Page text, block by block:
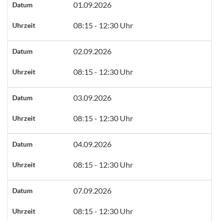
Datum 01.09.2026
Uhrzeit 08:15 - 12:30 Uhr
Datum 02.09.2026
Uhrzeit 08:15 - 12:30 Uhr
Datum 03.09.2026
Uhrzeit 08:15 - 12:30 Uhr
Datum 04.09.2026
Uhrzeit 08:15 - 12:30 Uhr
Datum 07.09.2026
Uhrzeit 08:15 - 12:30 Uhr